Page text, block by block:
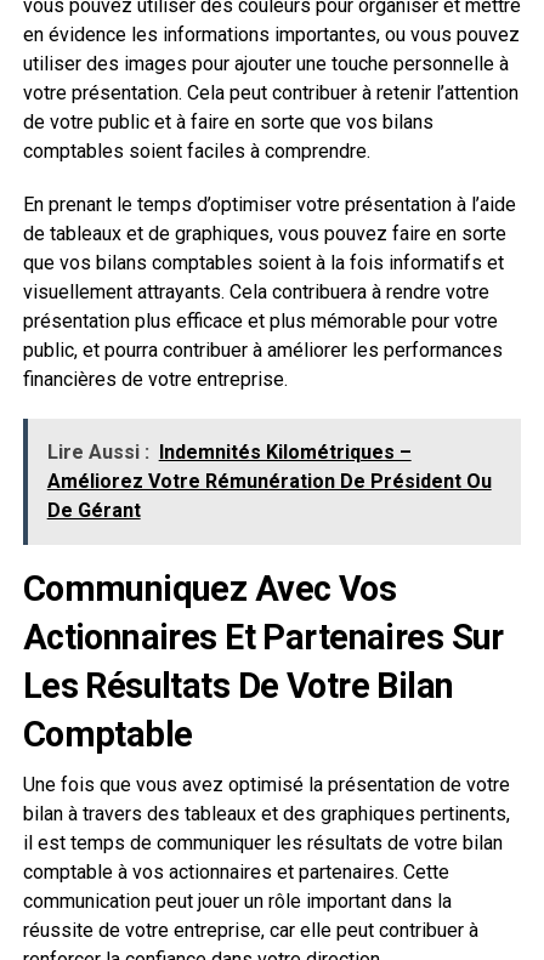
vous pouvez utiliser des couleurs pour organiser et mettre
en évidence les informations importantes, ou vous pouvez
utiliser des images pour ajouter une touche personnelle à
votre présentation. Cela peut contribuer à retenir l’attention
de votre public et à faire en sorte que vos bilans
comptables soient faciles à comprendre.
En prenant le temps d’optimiser votre présentation à l’aide
de tableaux et de graphiques, vous pouvez faire en sorte
que vos bilans comptables soient à la fois informatifs et
visuellement attrayants. Cela contribuera à rendre votre
présentation plus efficace et plus mémorable pour votre
public, et pourra contribuer à améliorer les performances
financières de votre entreprise.
Lire Aussi :
Indemnités Kilométriques –
Améliorez Votre Rémunération De Président Ou
De Gérant
Communiquez Avec Vos
Actionnaires Et Partenaires Sur
Les Résultats De Votre Bilan
Comptable
Une fois que vous avez optimisé la présentation de votre
bilan à travers des tableaux et des graphiques pertinents,
il est temps de communiquer les résultats de votre bilan
comptable à vos actionnaires et partenaires. Cette
communication peut jouer un rôle important dans la
réussite de votre entreprise, car elle peut contribuer à